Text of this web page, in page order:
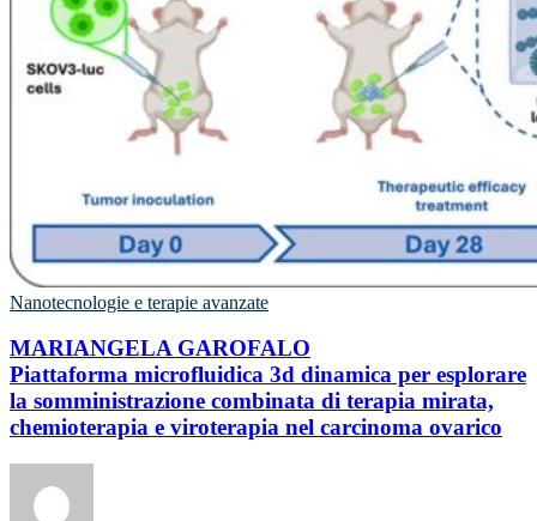
Nanotecnologie e terapie avanzate
MARIANGELA GAROFALO
Piattaforma microfluidica 3d dinamica per esplorare
la somministrazione combinata di terapia mirata,
chemioterapia e viroterapia nel carcinoma ovarico